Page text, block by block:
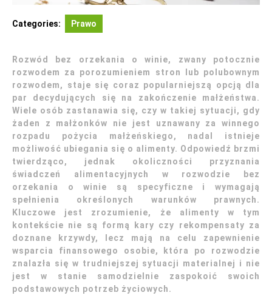
Categories: Prawo
Rozwód bez orzekania o winie, zwany potocznie
rozwodem za porozumieniem stron lub polubownym
rozwodem, staje się coraz popularniejszą opcją dla
par decydujących się na zakończenie małżeństwa.
Wiele osób zastanawia się, czy w takiej sytuacji, gdy
żaden z małżonków nie jest uznawany za winnego
rozpadu pożycia małżeńskiego, nadal istnieje
możliwość ubiegania się o alimenty. Odpowiedź brzmi
twierdząco, jednak okoliczności przyznania
świadczeń alimentacyjnych w rozwodzie bez
orzekania o winie są specyficzne i wymagają
spełnienia określonych warunków prawnych.
Kluczowe jest zrozumienie, że alimenty w tym
kontekście nie są formą kary czy rekompensaty za
doznane krzywdy, lecz mają na celu zapewnienie
wsparcia finansowego osobie, która po rozwodzie
znalazła się w trudniejszej sytuacji materialnej i nie
jest w stanie samodzielnie zaspokoić swoich
podstawowych potrzeb życiowych.